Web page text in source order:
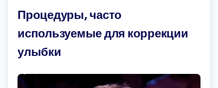
Процедуры, часто
используемые для коррекции
улыбки